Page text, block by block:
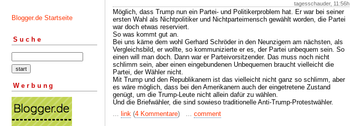
Blogger.de Startseite
Suche
Werbung
tagesschauder, 11:56h
Möglich, dass Trump nun ein Partei- und Politikerproblem hat. Er war bei seiner
ersten Wahl als Nichtpolitiker und Nichtparteimensch gewählt worden, die Partei
war doch etwas reserviert.
So was kommt gut an.
Bei uns käme dem wohl Gerhard Schröder in den Neunzigern am nächsten, als
Vergleichsbild, er wollte, so kommunizierte er es, der Partei unbequem sein. So
einen will man doch. Dann war er Parteivorsitzender. Das muss noch nicht
schlimm sein, aber einen eingebundenen Unbequemen braucht vielleicht die
Partei, der Wähler nicht.
Mit Trump und den Republikanern ist das vielleicht nicht ganz so schlimm, aber
es wäre möglich, dass bei den Amerikanern auch der eingetretene Zustand
genügt, um die Trump-Leute nicht allein dafür zu wählen.
Und die Briefwähler, die sind sowieso traditionelle Anti-Trump-Protestwähler.
... link (4 Kommentare) ... comment